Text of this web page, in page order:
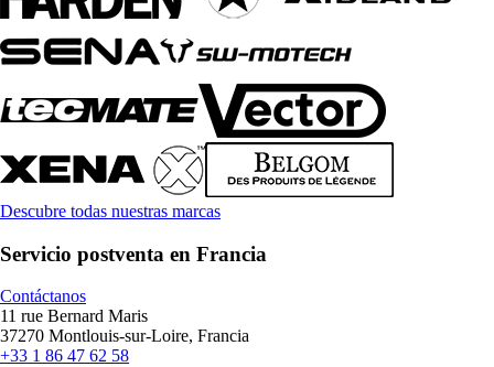
Descubre todas nuestras marcas
Servicio postventa en Francia
Contáctanos
11 rue Bernard Maris
37270 Montlouis-sur-Loire, Francia
+33 1 86 47 62 58